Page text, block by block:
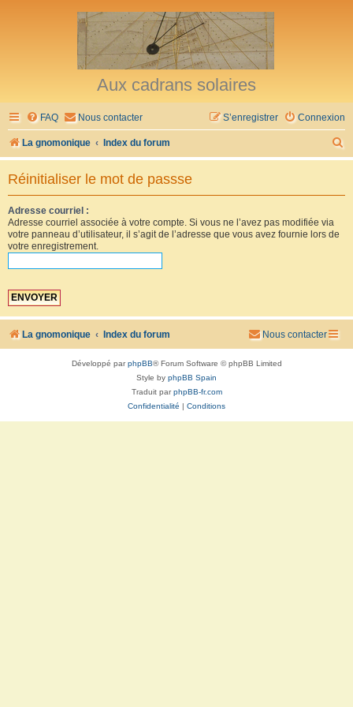
Aux cadrans solaires
FAQ Nous contacter Connexion
S’enregistrer
La gnomonique Index du forum
e
Réinitialiser le mot de passse
Adresse courriel :
Adresse courriel associée à votre compte. Si vous ne l’avez pas modifiée via
votre panneau d’utilisateur, il s’agit de l’adresse que vous avez fournie lors de
votre enregistrement.
La gnomonique Index du forum Nous contacter
Développé parphpBB® Forum Software © phpBB Limited
Style by phpBB Spain
Traduit parphpBB-fr.com
Confidentialité
Conditions